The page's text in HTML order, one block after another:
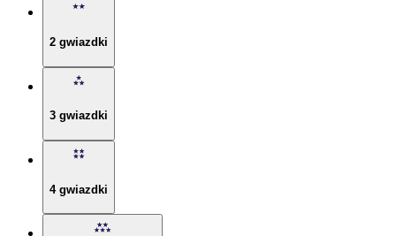
2 gwiazdki
3 gwiazdki
4 gwiazdki